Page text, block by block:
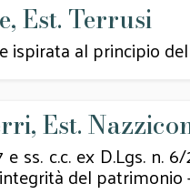
Est. Terrusi
ispirata al principio
Est.
ss. c.c. ex D.Lgs.
del patrimonio